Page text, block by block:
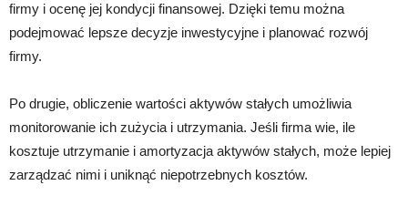
firmy i ocenę jej kondycji finansowej. Dzięki temu można
podejmować lepsze decyzje inwestycyjne i planować rozwój
firmy.
Po drugie, obliczenie wartości aktywów stałych umożliwia
monitorowanie ich zużycia i utrzymania. Jeśli firma wie, ile
kosztuje utrzymanie i amortyzacja aktywów stałych, może lepiej
zarządzać nimi i uniknąć niepotrzebnych kosztów.